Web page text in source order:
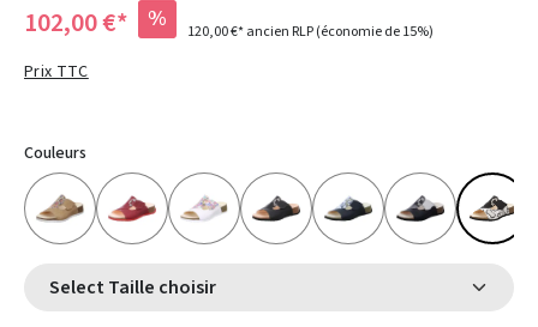
102,00 €* % 120,00 €*ancien RLP(économie de 15%)
Prix TTC
Couleurs
Select Taille choisir